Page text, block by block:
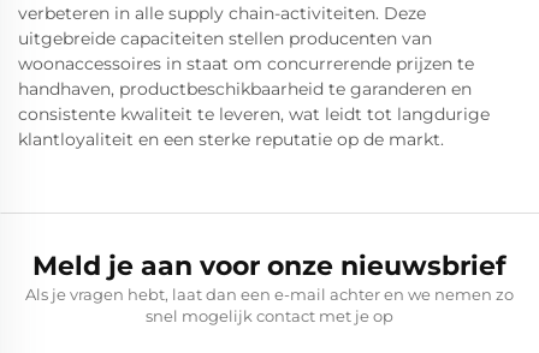
verbeteren in alle supply chain-activiteiten. Deze
uitgebreide capaciteiten stellen producenten van
woonaccessoires in staat om concurrerende prijzen te
handhaven, productbeschikbaarheid te garanderen en
consistente kwaliteit te leveren, wat leidt tot langdurige
klantloyaliteit en een sterke reputatie op de markt.
Meld je aan voor onze nieuwsbrief
Als je vragen hebt, laat dan een e-mail achter en we nemen zo
snel mogelijk contact met je op